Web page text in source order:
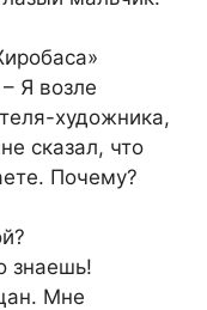
Я возле
художника,
сказал, что
Почему?
знаешь!
Мне